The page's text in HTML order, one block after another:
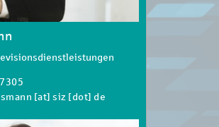
[at] siz [dot] de